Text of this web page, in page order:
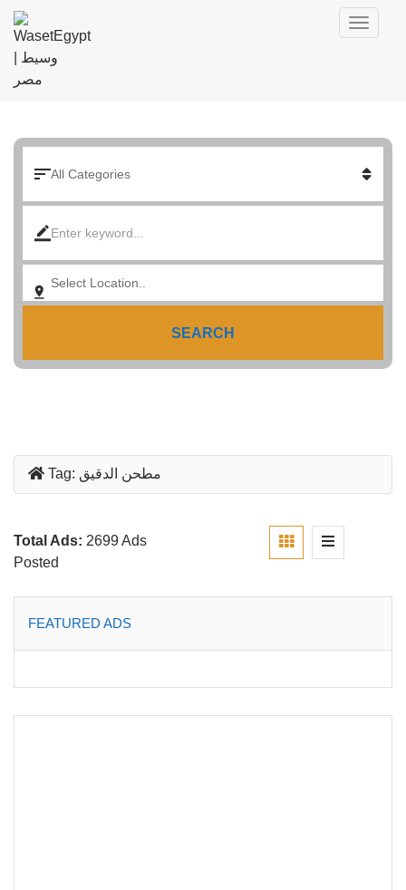
SEARCH
Tag: مطحن الدقيق
Total Ads: 2699 Ads
Posted
FEATURED ADS